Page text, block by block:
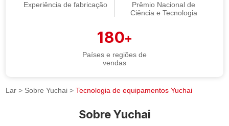
Experiência de fabricação
Prêmio Nacional de
Ciência e Tecnologia
180+
Países e regiões de
vendas
Lar > Sobre Yuchai >Tecnologia de equipamentos Yuchai
Sobre Yuchai